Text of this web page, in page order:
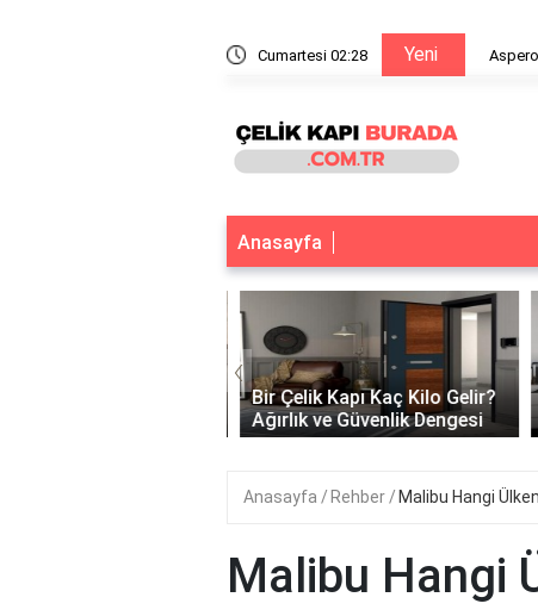
Cumartesi 02:28 Yeni
Anasayfa
Bir Çelik Kapı Kaç Kilo Gelir?
Ağırlık ve Güvenlik Dengesi
‹
Anasayfa Rehber Malibu Hangi
Malibu Hangi